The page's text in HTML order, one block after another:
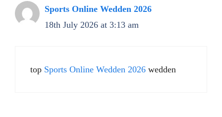
Sports Online Wedden 2026
18th July 2026 at 3:13 am
top Sports Online Wedden 2026 wedden